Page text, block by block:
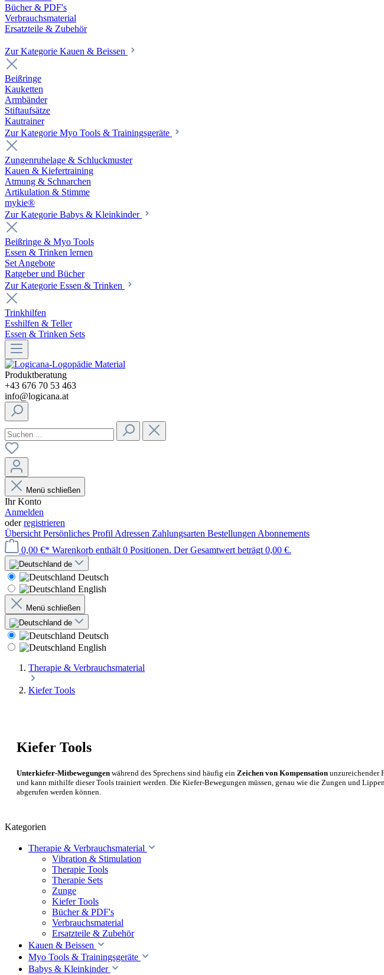
Bücher & PDF's
Verbrauchsmaterial
Ersatzteile & Zubehör
Zur Kategorie Kauen & Beissen
Beißringe
Kauketten
Armbänder
Stiftaufsätze
Kautrainer
Zur Kategorie Myo Tools & Trainingsgeräte
Zungenruhelage & Schluckmuster
Kauen & Kiefertraining
Atmung & Schnarchen
Artikulation & Stimme
mykie®
Zur Kategorie Babys & Kleinkinder
Beißringe & Myo Tools
Essen & Trinken lernen
Set Angebote
Ratgeber und Bücher
Zur Kategorie Essen & Trinken
Trinkhilfen
Esshilfen & Teller
Essen & Trinken Sets
Produktberatung
+43 676 70 53 463
info@logicana.at
Menü schließen
Ihr Konto
Anmelden
oderregistrieren
Übersicht Persönliches Profil Adressen Zahlungsarten Bestellungen Abonnements
0,00 €* Warenkorb enthält 0 Positionen. Der Gesamtwert beträgt 0,00 €.
de
Deutsch
English
Menü schließen
de
Deutsch
English
Therapie & Verbrauchsmaterial
Kiefer Tools
Kiefer Tools
Unterkiefer-Mitbewegungen während des Sprechens sind häufig ein Zeichen von Kompensation unzureichender
und kann mithilfe dieser Tools trainiert werden. Die Kiefer-Bewegungen müssen, genau wie die Zungen und
abgerufen werden können.
Kategorien
Therapie & Verbrauchsmaterial
Vibration & Stimulation
Therapie Tools
Therapie Sets
Zunge
Kiefer Tools
Bücher & PDF's
Verbrauchsmaterial
Ersatzteile & Zubehör
Kauen & Beissen
Myo Tools & Trainingsgeräte
Babys & Kleinkinder